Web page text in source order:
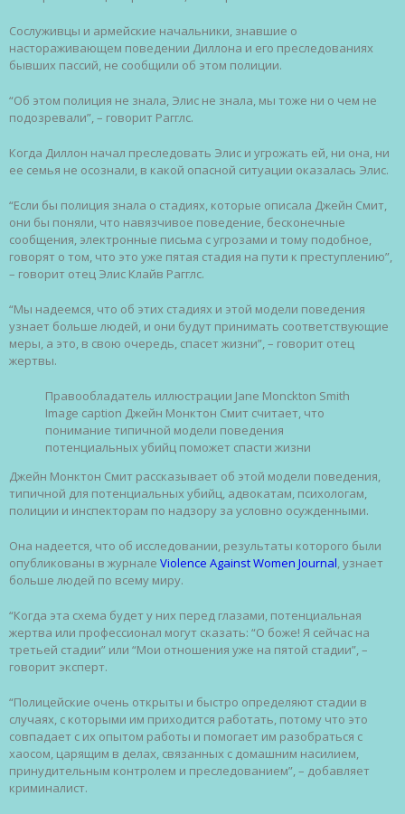
Сослуживцы и армейские начальники, знавшие о
настораживающем поведении Диллона и его преследованиях
бывших пассий, не сообщили об этом полиции.
“Об этом полиция не знала, Элис не знала, мы тоже ни о чем не
подозревали”, – говорит Рагглс.
Когда Диллон начал преследовать Элис и угрожать ей, ни она, ни
ее семья не осознали, в какой опасной ситуации оказалась Элис.
“Если бы полиция знала о стадиях, которые описала Джейн Смит,
они бы поняли, что навязчивое поведение, бесконечные
сообщения, электронные письма с угрозами и тому подобное,
говорят о том, что это уже пятая стадия на пути к преступлению”,
– говорит отец Элис Клайв Рагглс.
“Мы надеемся, что об этих стадиях и этой модели поведения
узнает больше людей, и они будут принимать соответствующие
меры, а это, в свою очередь, спасет жизни”, – говорит отец
жертвы.
Правообладатель иллюстрации Jane Monckton Smith
Image caption Джейн Монктон Смит считает, что
понимание типичной модели поведения
потенциальных убийц поможет спасти жизни
Джейн Монктон Смит рассказывает об этой модели поведения,
типичной для потенциальных убийц, адвокатам, психологам,
полиции и инспекторам по надзору за условно осужденными.
Она надеется, что об исследовании, результаты которого были
опубликованы в журнале Violence Against Women Journal, узнает
больше людей по всему миру.
“Когда эта схема будет у них перед глазами, потенциальная
жертва или профессионал могут сказать: “О боже! Я сейчас на
третьей стадии” или “Мои отношения уже на пятой стадии”, –
говорит эксперт.
“Полицейские очень открыты и быстро определяют стадии в
случаях, с которыми им приходится работать, потому что это
совпадает с их опытом работы и помогает им разобраться с
хаосом, царящим в делах, связанных с домашним насилием,
принудительным контролем и преследованием”, – добавляет
криминалист.